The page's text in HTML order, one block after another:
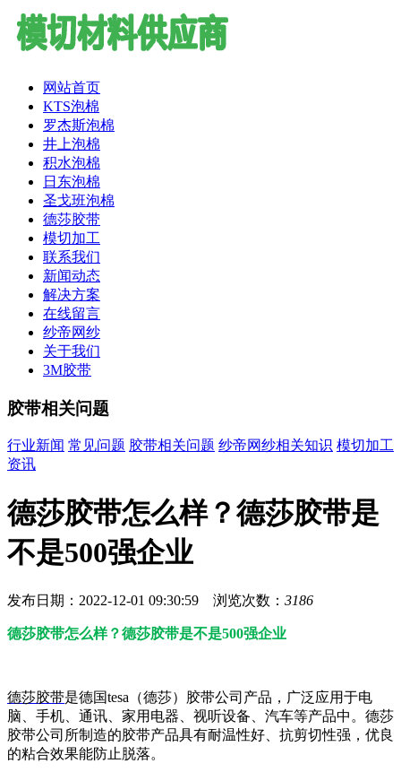
网站首页
KTS泡棉
罗杰斯泡棉
井上泡棉
积水泡棉
日东泡棉
圣戈班泡棉
德莎胶带
模切加工
联系我们
新闻动态
解决方案
在线留言
纱帝网纱
关于我们
3M胶带
胶带相关问题
行业新闻 常见问题 胶带相关问题 纱帝网纱相关知识 模切加工
资讯
德莎胶带怎么样？德莎胶带是
不是500强企业
发布日期：2022-12-01 09:30:59 浏览次数： 3186
德莎胶带怎么样？德莎胶带是不是500强企业
德莎胶带是德国tesa（德莎）胶带公司产品，广泛应用于电
脑、手机、通讯、家用电器、视听设备、汽车等产品中。德莎
胶带公司所制造的胶带产品具有耐温性好、抗剪切性强，优良
的粘合效果能防止脱落。